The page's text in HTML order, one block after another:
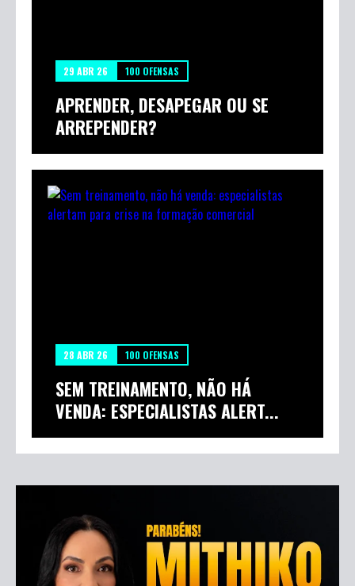
29 ABR 26 100 OFENSAS
APRENDER, DESAPEGAR OU SE
ARREPENDER?
28 ABR 26 100 OFENSAS
SEM TREINAMENTO, NÃO HÁ
VENDA: ESPECIALISTAS ALERT...